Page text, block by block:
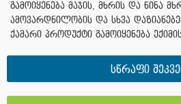
გამოიყენება მაჯის, მხრის და წინა
ამოვარდნილობის და სხვა
ქამარი პროდუქტი გამოიყენება
სწრაფი